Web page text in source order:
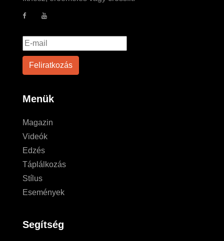
Menük
Magazin
Videók
Edzés
Táplálkozás
Stílus
Események
Segítség